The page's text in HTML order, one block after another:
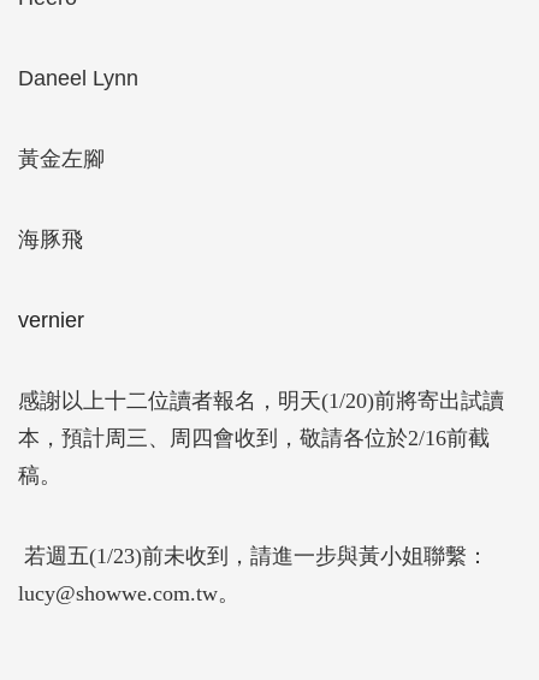
Daneel Lynn
黃金左腳
海豚飛
vernier
感謝以上十二位讀者報名，明天(1/20)前將寄出試讀
本，預計周三、周四會收到，敬請各位於2/16前截
稿。
若週五(1/23)前未收到，請進一步與黃小姐聯繫：
lucy@showwe.com.tw。